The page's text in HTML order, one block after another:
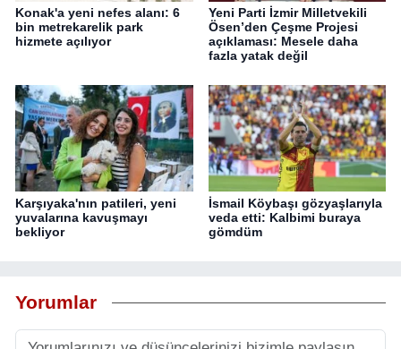
Konak'a yeni nefes alanı: 6
bin metrekarelik park
hizmete açılıyor
Yeni Parti İzmir Milletvekili
Ösen’den Çeşme Projesi
açıklaması: Mesele daha
fazla yatak değil
Karşıyaka'nın patileri, yeni
yuvalarına kavuşmayı
bekliyor
İsmail Köybaşı gözyaşlarıyla
veda etti: Kalbimi buraya
gömdüm
Yorumlar